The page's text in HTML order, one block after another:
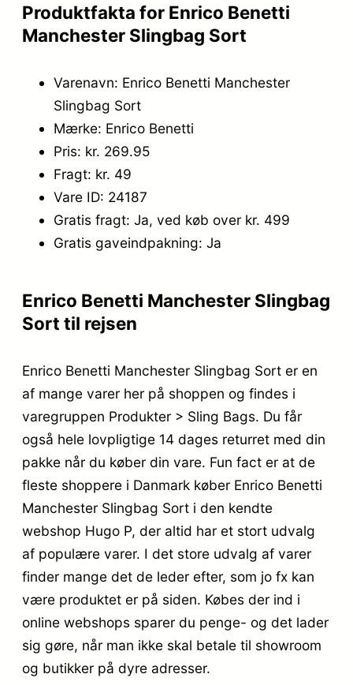
Produktfakta for Enrico Benetti
Manchester Slingbag Sort
Varenavn: Enrico Benetti Manchester
Slingbag Sort
Mærke: Enrico Benetti
Pris: kr. 269.95
Fragt: kr. 49
Vare ID: 24187
Gratis fragt: Ja, ved køb over kr. 499
Gratis gaveindpakning: Ja
Enrico Benetti Manchester Slingbag
Sort til rejsen
Enrico Benetti Manchester Slingbag Sort er en
af mange varer her på shoppen og findes i
varegruppen Produkter > Sling Bags. Du får
også hele lovpligtige 14 dages returret med din
pakke når du køber din vare. Fun fact er at de
fleste shoppere i Danmark køber Enrico Benetti
Manchester Slingbag Sort i den kendte
webshop Hugo P, der altid har et stort udvalg
af populære varer. I det store udvalg af varer
finder mange det de leder efter, som jo fx kan
være produktet er på siden. Købes der ind i
online webshops sparer du penge- og det lader
sig gøre, når man ikke skal betale til showroom
og butikker på dyre adresser.